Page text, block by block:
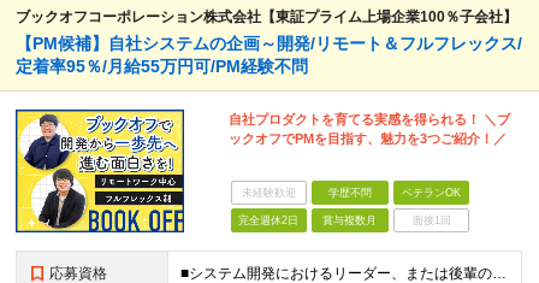
ブックオフコーポレーション株式会社【東証プライム上場企業100％子会社】
【PM候補】自社システムの企画～開発/リモート＆フルフレックス/
定着率95％/月給55万円可/PM経験不問
自社プロダクトを育てる実感を得られる！ ＼ブ
ックオフでPMを目指す、魅力を3つご紹介！／
未経験歓迎 学歴不問 ベテランOK
完全週休2日 賞与複数月 面接1回
応募資格 ■システム開発におけるリーダー、または後輩の指導や進捗管理などの経験のある方 ■機能要件/非機能要件の知識（経験は問いません） ＼「マネジメント未経験だけど今後チャレンジしたい」という方もぜひご応募く